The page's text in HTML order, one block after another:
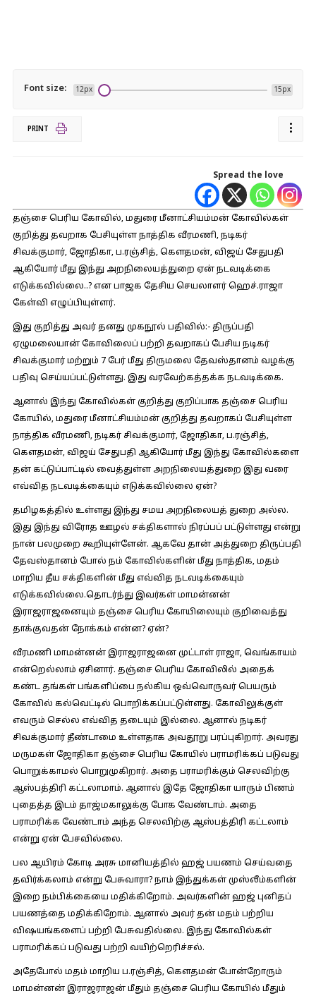
Font size: 12px 15px
PRINT
Spread the love
தஞ்சை பெரிய கோவில், மதுரை மீனாட்சியம்மன் கோவில்கள்
குறித்து தவறாக பேசியுள்ள நாத்திக வீரமணி, நடிகர்
சிவக்குமார், ஜோதிகா, ப.ரஞ்சித், கௌதமன், விஜய் சேதுபதி
ஆகியோர் மீது இந்து அறநிலையத்துறை ஏன் நடவடிக்கை
எடுக்கவில்லை..? என பாஜக தேசிய செயலாளர் ஹெச்.ராஜா
கேள்வி எழுப்பியுள்ளர்.
இது குறித்து அவர் தனது முகநூல் பதிவில்:-திருப்பதி
ஏழுமலையான் கோவிலைப் பற்றி தவறாகப் பேசிய நடிகர்
சிவக்குமார் மற்றும் 7 பேர் மீது திருமலை தேவஸ்தானம் வழக்கு
பதிவு செய்யப்பட்டுள்ளது. இது வரவேற்கத்தக்க நடவடிக்கை.
ஆனால் இந்து கோவில்கள் குறித்து குறிப்பாக தஞ்சை பெரிய
கோயில், மதுரை மீனாட்சியம்மன் குறித்து தவறாகப் பேசியுள்ள
நாத்திக வீரமணி, நடிகர் சிவக்குமார், ஜோதிகா, ப.ரஞ்சித்,
கௌதமன், விஜய் சேதுபதி ஆகியோர் மீது இந்து கோவில்களை
தன் கட்டுப்பாட்டில் வைத்துள்ள அறநிலையத்துறை இது வரை
எவ்வித நடவடிக்கையும் எடுக்கவில்லை ஏன்?
தமிழகத்தில் உள்ளது இந்து சமய அறநிலையத் துறை அல்ல.
இது இந்து விரோத ஊழல் சக்திகளால் நிரப்பப் பட்டுள்ளது என்று
நான் பலமுறை கூறியுள்ளேன். ஆகவே தான் அத்துறை திருப்பதி
தேவஸ்தானம் போல் நம் கோவில்களின் மீது நாத்திக, மதம்
மாறிய தீய சக்திகளின் மீது எவ்வித நடவடிக்கையும்
எடுக்கவில்லை.தொடர்ந்து இவர்கள் மாமன்னன்
இராஜராஜனையும் தஞ்சை பெரிய கோயிலையும் குறிவைத்து
தாக்குவதன் நோக்கம் என்ன? ஏன்?
வீரமணி மாமன்னன் இராஜராஜனை முட்டாள் ராஜா, வெங்காயம்
என்றெல்லாம் ஏசினார். தஞ்சை பெரிய கோவிலில் அதைக்
கண்ட தங்கள் பங்களிப்பை நல்கிய ஒவ்வொருவர் பெயரும்
கோவில் கல்வெட்டில் பொறிக்கப்பட்டுள்ளது. கோவிலுக்குள்
எவரும் செல்ல எவ்வித தடையும் இல்லை. ஆனால் நடிகர்
சிவக்குமார் தீண்டாமை உள்ளதாக அவதூறு பரப்புகிறார். அவரது
மருமகள் ஜோதிகா தஞ்சை பெரிய கோயில் பராமரிக்கப் படுவது
பொறுக்காமல் பொறுமுகிறார். அதை பராமரிக்கும் செலவிற்கு
ஆஸ்பத்திரி கட்டலாமாம். ஆனால் இதே ஜோதிகா யாரும் பிணம்
புதைத்த இடம் தாஜ்மகாலுக்கு போக வேண்டாம். அதை
பராமரிக்க வேண்டாம் அந்த செலவிற்கு ஆஸ்பத்திரி கட்டலாம்
என்று ஏன் பேசவில்லை.
பல ஆயிரம் கோடி அரசு மானியத்தில் ஹஜ் பயணம் செய்வதை
தவிர்க்கலாம் என்று பேசுவாரா? நாம் இந்துக்கள் முஸ்லீம்களின்
இறை நம்பிக்கையை மதிக்கிறோம். அவர்களின் ஹஜ் புனிதப்
பயணத்தை மதிக்கிறோம். ஆனால் அவர் தன் மதம் பற்றிய
விஷயங்களைப் பற்றி பேசுவதில்லை. இந்து கோவில்கள்
பராமரிக்கப் படுவது பற்றி வயிற்றெரிச்சல்.
அதேபோல் மதம் மாறிய ப.ரஞ்சித், கௌதமன் போன்றோரும்
மாமன்னன் இராஜராஜன் மீதும் தஞ்சை பெரிய கோயில் மீதும்